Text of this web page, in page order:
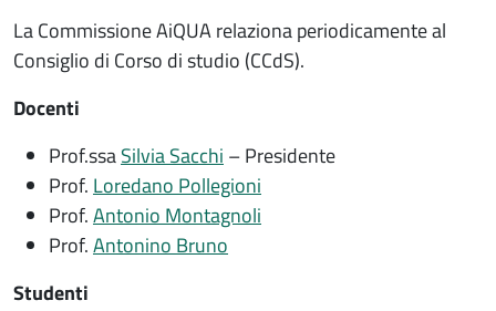
La Commissione AiQUA relaziona periodicamente al
Consiglio di Corso di studio (CCdS).
Docenti
Prof.ssaSilvia Sacchi – Presidente
Prof. Loredano Pollegioni
Prof.Antonio Montagnoli
Prof.Antonino Bruno
Studenti